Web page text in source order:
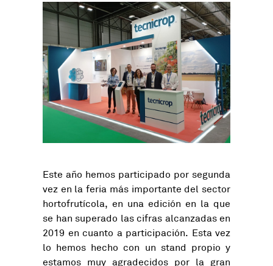
Este año hemos participado por segunda
vez en la feria más importante del sector
hortofrutícola, en una edición en la que
se han superado las cifras alcanzadas en
2019 en cuanto a participación. Esta vez
lo hemos hecho con un stand propio y
estamos muy agradecidos por la gran